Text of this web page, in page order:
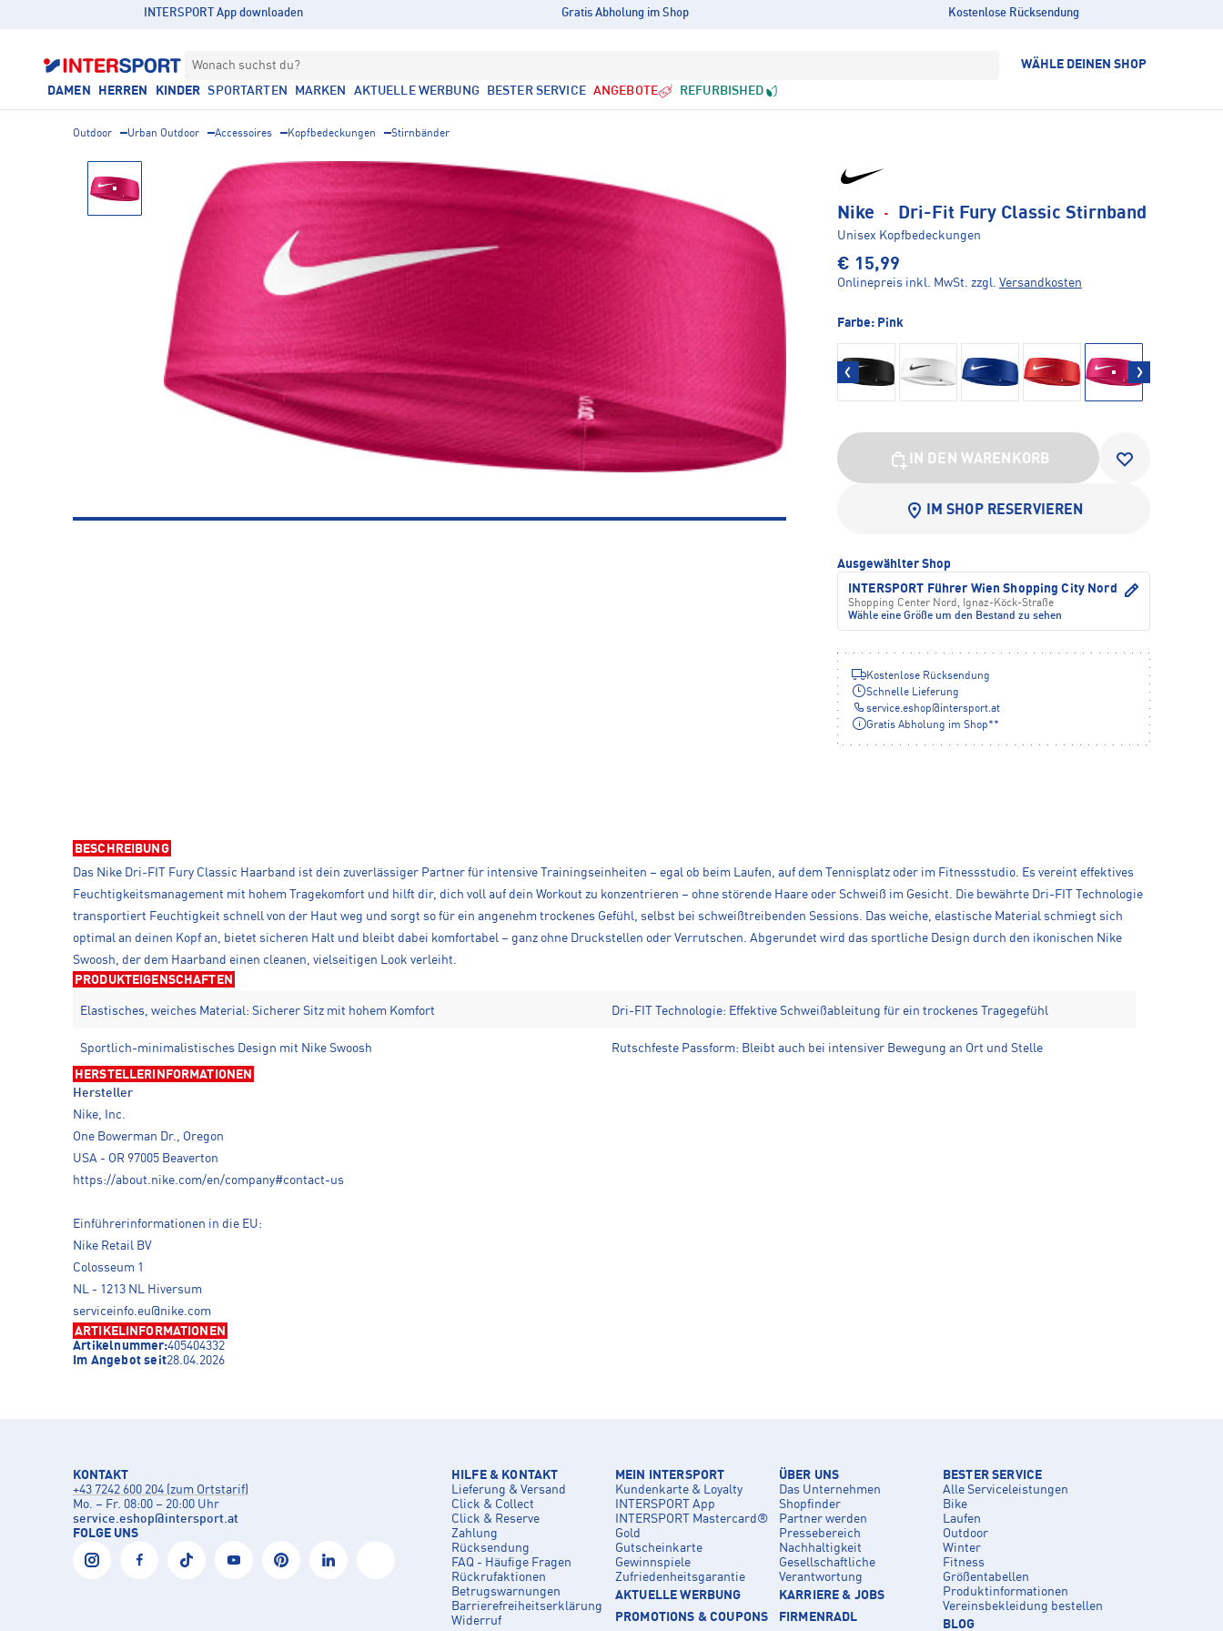
INTERSPORT App downloaden Gratis Abholung im Shop Kostenlose Rücksendung
Wonach suchst du? WÄHLE DEINEN SHOP
DAMEN HERREN KINDER SPORTARTEN MARKEN AKTUELLE WERBUNG BESTER SERVICE ANGEBOTE REFURBISHED
Outdoor Urban Outdoor Accessoires Kopfbedeckungen Stirnbänder
Nike · Dri-Fit Fury Classic Stirnband
Unisex Kopfbedeckungen
€ 15,99
Onlinepreis inkl. MwSt. zzgl. Versandkosten
Farbe: Pink
IN DEN WARENKORB
IM SHOP RESERVIEREN
Ausgewählter Shop
INTERSPORT Führer Wien Shopping City Nord
Shopping Center Nord, Ignaz-Köck-Straße
Wähle eine Größe um den Bestand zu sehen
Kostenlose Rücksendung
Schnelle Lieferung
service.eshop@intersport.at
Gratis Abholung im Shop**
BESCHREIBUNG
Das Nike Dri-FIT Fury Classic Haarband ist dein zuverlässiger Partner für intensive Trainingseinheiten – egal ob beim Laufen, auf dem Tennisplatz oder im Fitnessstudio. Es vereint effektives
Feuchtigkeitsmanagement mit hohem Tragekomfort und hilft dir, dich voll auf dein Workout zu konzentrieren – ohne störende Haare oder Schweiß im Gesicht. Die bewährte Dri-FIT Technologie
transportiert Feuchtigkeit schnell von der Haut weg und sorgt so für ein angenehm trockenes Gefühl, selbst bei schweißtreibenden Sessions. Das weiche, elastische Material schmiegt sich
optimal an deinen Kopf an, bietet sicheren Halt und bleibt dabei komfortabel – ganz ohne Druckstellen oder Verrutschen. Abgerundet wird das sportliche Design durch den ikonischen Nike
Swoosh, der dem Haarband einen cleanen, vielseitigen Look verleiht.
PRODUKTEIGENSCHAFTEN
Elastisches, weiches Material: Sicherer Sitz mit hohem Komfort Dri-FIT Technologie: Effektive Schweißableitung für ein trockenes Tragegefühl
Sportlich-minimalistisches Design mit Nike Swoosh Rutschfeste Passform: Bleibt auch bei intensiver Bewegung an Ort und Stelle
HERSTELLERINFORMATIONEN
Hersteller
Nike, Inc.
One Bowerman Dr., Oregon
USA - OR 97005 Beaverton
https://about.nike.com/en/company#contact-us
Einführerinformationen in die EU:
Nike Retail BV
Colosseum 1
NL - 1213 NL Hiversum
serviceinfo.eu@nike.com
ARTIKELINFORMATIONEN
Artikelnummer:405404332
Im Angebot seit28.04.2026
KONTAKT
+43 7242 600 204 (zum Ortstarif)
Mo. – Fr. 08:00 – 20:00 Uhr
service.eshop@intersport.at
FOLGE UNS
HILFE & KONTAKT
Lieferung & Versand
Click & Collect
Click & Reserve
Zahlung
Rücksendung
FAQ - Häufige Fragen
Rückrufaktionen
Betrugswarnungen
Barrierefreiheitserklärung
Widerruf
MEIN INTERSPORT
Kundenkarte & Loyalty
INTERSPORT App
INTERSPORT Mastercard®
Gold
Gutscheinkarte
Gewinnspiele
Zufriedenheitsgarantie
AKTUELLE WERBUNG
PROMOTIONS & COUPONS
ÜBER UNS
Das Unternehmen
Shopfinder
Partner werden
Pressebereich
Nachhaltigkeit
Gesellschaftliche
Verantwortung
KARRIERE & JOBS
FIRMENRADL
BESTER SERVICE
Alle Serviceleistungen
Bike
Laufen
Outdoor
Winter
Fitness
Größentabellen
Produktinformationen
Vereinsbekleidung bestellen
BLOG